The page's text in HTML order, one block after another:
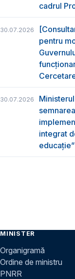
cadrul
30.07.2026
pentru
30.07.2026
integrat
educație”
MINISTER
Organigramă
Ordine de ministru
PNRR